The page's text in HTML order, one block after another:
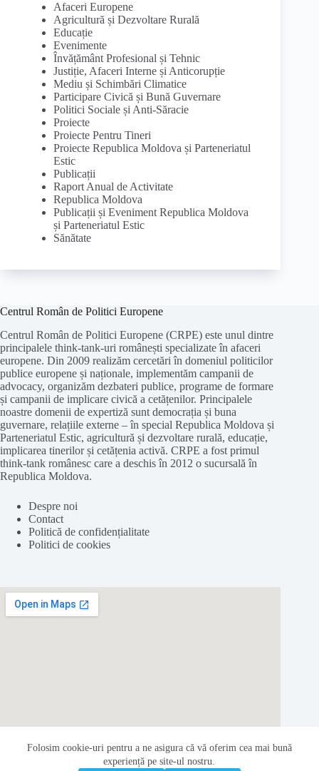
Folosim cookie-uripentru a ne asiguracă vă oferim cea maibună
experiență pesite-ul nostru.
Afaceri Europene
Agricultură și Dezvoltare Rurală
Educație
Evenimente
Învățământ Profesional și Tehnic
Justiție, Afaceri Interne și Anticorupție
Mediu și Schimbări Climatice
Participare Civică și Bună Guvernare
Politici Sociale și Anti-Săracie
Proiecte
Proiecte Pentru Tineri
Proiecte Republica Moldova și Parteneriatul
Estic
Publicații
Raport Anual de Activitate
Republica Moldova
Publicații și Eveniment Republica Moldova
și Parteneriatul Estic
Sănătate
Centrul Român de Politici Europene
Centrul Român de Politici Europene (CRPE) este unul dintre
principalele think-tank-uri românești specializate în afaceri
europene. Din 2009 realizăm cercetări în domeniul politicilor
publice europene și naționale, implementăm campanii de
advocacy, organizăm dezbateri publice, programe de formare
și campanii de implicare civică a cetățenilor. Principalele
noastre domenii de expertiză sunt democrația și buna
guvernare, relațiile externe – în special Republica Moldova și
Parteneriatul Estic, agricultură și dezvoltare rurală, educație,
implicarea tinerilor și cetățenia activă. CRPE a fost primul
think-tank românesc care a deschis în 2012 o sucursală în
Republica Moldova.
Despre noi
Contact
Politică de confidențialitate
Politici de cookies